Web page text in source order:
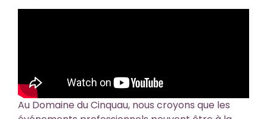
Au Domaine du Cinquau, nous croyons que les